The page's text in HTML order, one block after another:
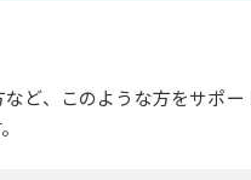
ど、このような方をサポ